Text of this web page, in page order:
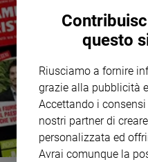
questo
Riusciamo a fornire
grazie alla pubblicità
Accettando i
nostri partner di
personalizzata ed
Avrai comunque la